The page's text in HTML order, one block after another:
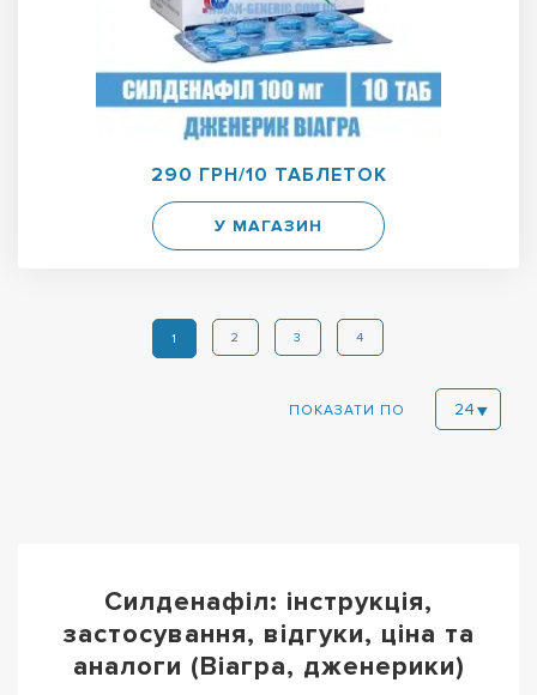
290 ГРН/10 ТАБЛЕТОК
У МАГАЗИН
1 2 3 4
ПОКАЗАТИ ПО
Силденафіл: інструкція,
застосування, відгуки, ціна та
аналоги (Віагра, дженерики)